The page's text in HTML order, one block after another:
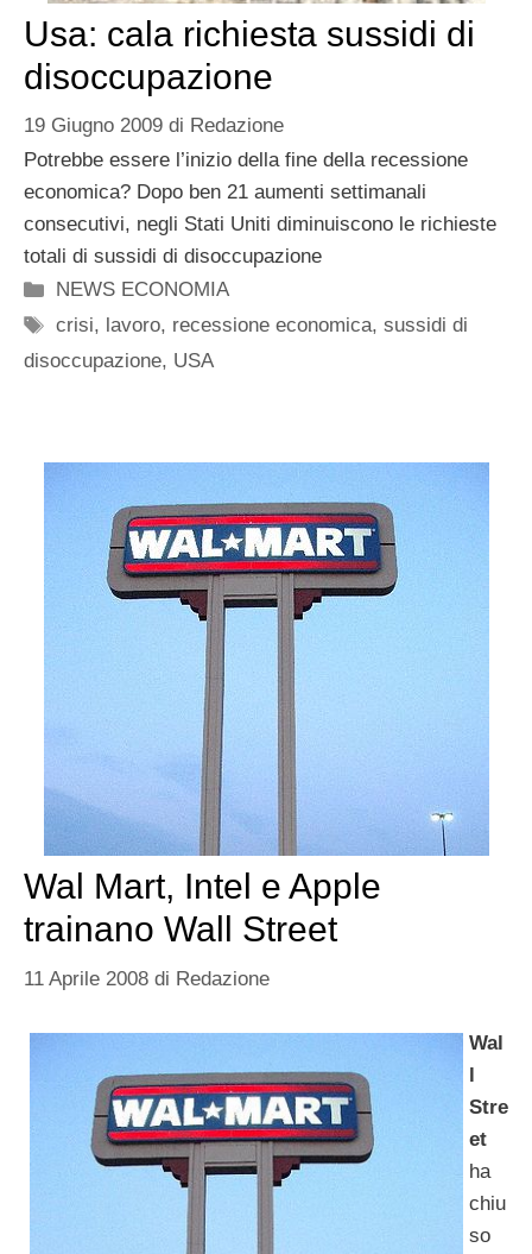
Usa: cala richiesta sussidi di
disoccupazione
19 Giugno 2009 di Redazione
Potrebbe essere l’inizio della fine della recessione
economica? Dopo ben 21 aumenti settimanali
consecutivi, negli Stati Uniti diminuiscono le richieste
totali di sussidi di disoccupazione
Categorie
NEWS ECONOMIA
Tag
crisi, lavoro, recessione economica,sussidi di
disoccupazione, USA
Wal Mart, Intel e Apple
trainano Wall Street
11 Aprile 2008 di Redazione
Wal
Stre
et
ha
chiu
so